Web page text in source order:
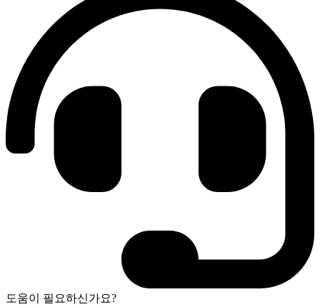
도움이 필요하신가요?